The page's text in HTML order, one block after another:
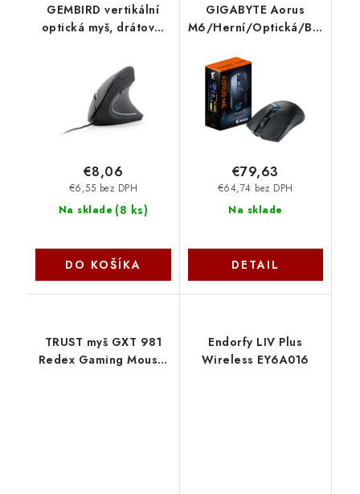
GEMBIRD vertikální
optická myš, drátová,
Gembird
Na sklade (8 ks)
€6,55 bez DPH
€8,06
DO KOŠÍKA
GIGABYTE Aorus
M6/Herní/Optická/
M6 Gigabyte
Na sklade
€64,74 bez DPH
€79,63
DETAIL
TRUST myš GXT 981
Redex Gaming Mouse,
Endorfy LIV Plus
Wireless EY6A016